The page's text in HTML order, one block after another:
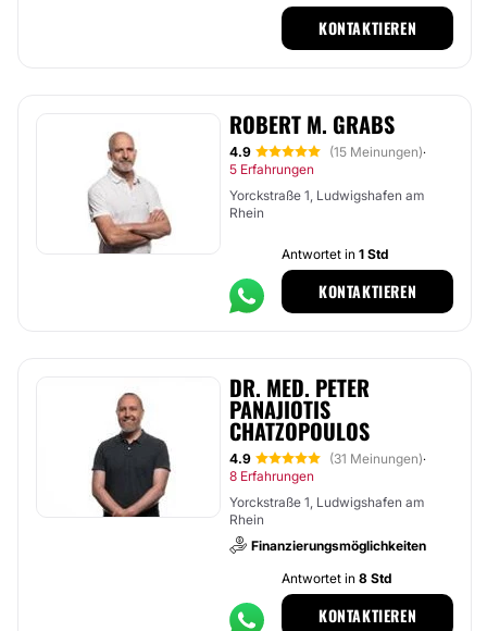
KONTAKTIEREN
ROBERT M. GRABS
4.9 (15 Meinungen)·
5 Erfahrungen
Yorckstraße 1, Ludwigshafen am
Rhein
Antwortet in 1 Std
KONTAKTIEREN
DR. MED. PETER
PANAJIOTIS
CHATZOPOULOS
4.9 (31 Meinungen)·
8 Erfahrungen
Yorckstraße 1, Ludwigshafen am
Rhein
Finanzierungsmöglichkeiten
Antwortet in 8 Std
KONTAKTIEREN